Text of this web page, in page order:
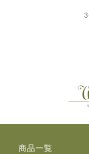
3
商品一覧